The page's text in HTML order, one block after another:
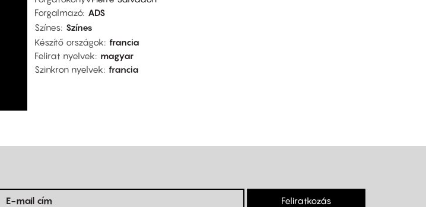
Forgalmazó ADS
Színes Színes
Készítő országok francia
Felirat nyelvek
magyar
Szinkron nyelvek francia
Feliratkozás